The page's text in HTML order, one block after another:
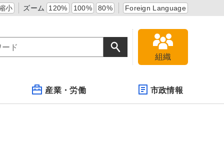
小 ズーム 120% 100% 80% Foreign Language
組織
産業・労働 市政情報